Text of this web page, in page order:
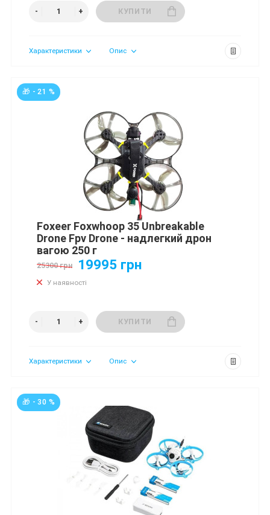
КУПИТИ
Характеристики Опис
🎁 - 21 %
Foxeer Foxwhoop 35 Unbreakable
Drone Fpv Drone - надлегкий дрон
вагою 250 г
25300 грн 19995 грн
У наявності
КУПИТИ
Характеристики Опис
🎁 - 30 %